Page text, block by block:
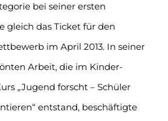
bei seiner ersten
gleich das Ticket für den
im April 2013. In seiner
Arbeit, die im Kinder-
„Jugend forscht – Schüler
entstand, beschäftigte